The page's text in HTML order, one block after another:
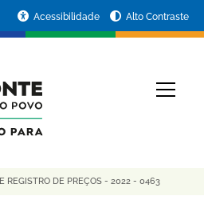
Acessibilidade Alto Contraste
REGISTRO DE PREÇOS - 2022 - 0463